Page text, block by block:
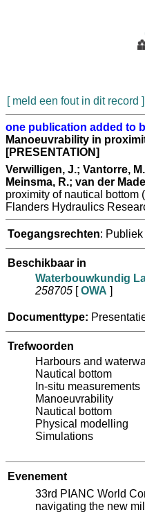
[ meld een fout in dit record ]
one publication added to
Manoeuvrability in
[PRESENTATION]
Verwilligen, J.; Vantorre,
Meinsma, R.; van der
proximity of nautical bottom
Flanders Hydraulics
Toegangsrechten: Publiek
Beschikbaar in
Waterbouwkundig
258705 [OWA ]
Documenttype:
Trefwoorden
Harbours and
Nautical bottom
In-situ measurements
Manoeuvrability
Nautical bottom
Physical modelling
Simulations
Evenement
33rd PIANC World
navigating the new